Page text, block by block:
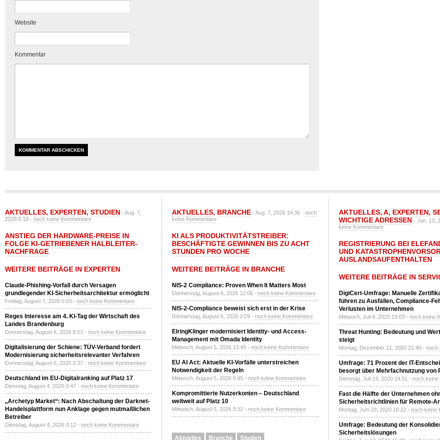
Website
Kommentar
AKTUELLES, EXPERTEN, STUDIEN - Aug. 7,
2026 0:18 -noch keine Kommentare
ANSTIEG DER HARDWARE-PREISE IN
FOLGE KI-GETRIEBENER HALBLEITER-
NACHFRAGE
WEITERE BEITRÄGE IN EXPERTEN
Claude-Phishing-Vorfall durch Versagen
grundlegender KI-Sicherheitsarchitektur ermöglicht
Freitag, August 7, 2026 0:03 - noch keine Kommentare
Reges Interesse am 4. KI-Tag der Wirtschaft des
Landes Brandenburg
Donnerstag, August 6, 2026 8:53 - noch keine Kommentare
Digitalisierung der Schiene: TÜV-Verband fordert
Modernisierung sicherheitsrelevanter Verfahren
Donnerstag, August 6, 2026 0:37 - noch keine Kommentare
Deutschland im EU-Digitalranking auf Platz 17
Dienstag, August 4, 2026 0:47 - noch keine Kommentare
„Archetyp Market“: Nach Abschaltung der Darknet-
Handelsplattform nun Anklage gegen mutmaßlichen
Betreiber
Dienstag, August 4, 2026 0:12 - noch keine Kommentare
AKTUELLES, BRANCHE - Aug. 7, 2026 14:36 - noch
keine Kommentare
KI ALS PRODUKTIVITÄTSTREIBER:
BESCHÄFTIGTE GEWINNEN BIS ZU ACHT
STUNDEN PRO WOCHE
WEITERE BEITRÄGE IN BRANCHE
NIS-2 Compliance: Proven When It Matters Most
Donnerstag, August 6, 2026 12:06 - noch keine Kommentare
NIS-2-Compliance beweist sich erst in der Krise
Donnerstag, August 6, 2026 0:29 - noch keine Kommentare
ElringKlinger modernisiert Identity- und Access-
Management mit Omada Identity
Mittwoch, August 5, 2026 13:49 - noch keine Kommentare
EU AI Act: Aktuelle KI-Vorfälle unterstreichen
Notwendigkeit der Regeln
Mittwoch, August 5, 2026 0:45 - noch keine Kommentare
Kompromittierte Nutzerkonten – Deutschland
weltweit auf Platz 10
Mittwoch, August 5, 2026 0:32 - noch keine Kommentare
Aktuelles Branche Studien
AKTUELLES, A, EXPERTEN,
WICHTIGE ADRESSEN - Jan. 13,
keine Kommentare
REGISTRIERUNG BEI
UND
AUSLANDSAUFENTHALTEN
WEITERE BEITRÄGE IN
DigiCert-Umfrage: Manuelle
führen zu Ausfällen, Compliance-
Verlusten im Unternehmen
Mittwoch, Juli 9, 2025 19:03 - noch keine
Threat Hunting: Bedeutung und
steigt
Montag, Dezember 21, 2020 21:46 - noch
Umfrage: 71 Prozent der IT-
besorgt über Mehrfachnutzung von
Dienstag, Juli 14, 2020 14:51 - noch keine
Fast die Hälfte der Unternehmen
Sicherheitsrichtlinien für Remote-
Montag, Juni 29, 2020 16:22 - noch keine
Umfrage: Bedeutung der
Sicherheitslösungen